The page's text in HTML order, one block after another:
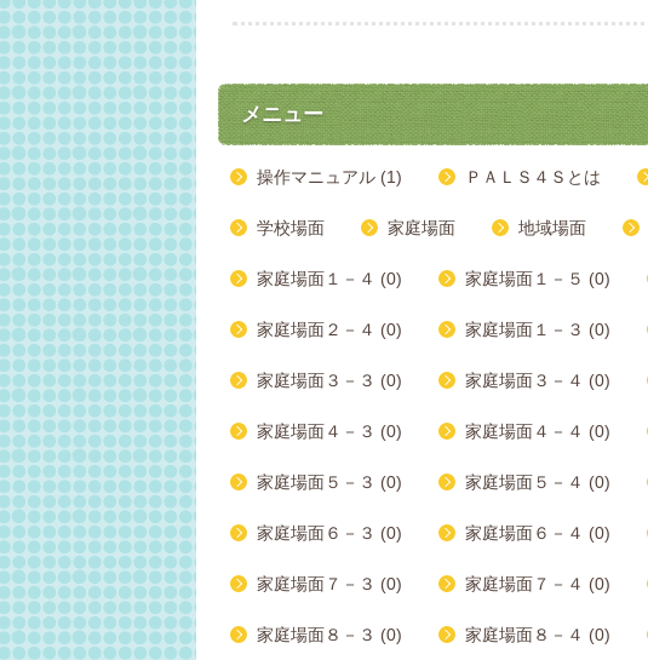
メニュー
操作マニュアル (1) ＰＡＬＳ４Ｓとは
学校場面 家庭場面 地域場面
家庭場面１－４ (0) 家庭場面１－５ (0)
家庭場面２－４ (0) 家庭場面１－３ (0)
家庭場面３－３ (0) 家庭場面３－４ (0)
家庭場面４－３ (0) 家庭場面４－４ (0)
家庭場面５－３ (0) 家庭場面５－４ (0)
家庭場面６－３ (0) 家庭場面６－４ (0)
家庭場面７－３ (0) 家庭場面７－４ (0)
家庭場面８－３ (0) 家庭場面８－４ (0)